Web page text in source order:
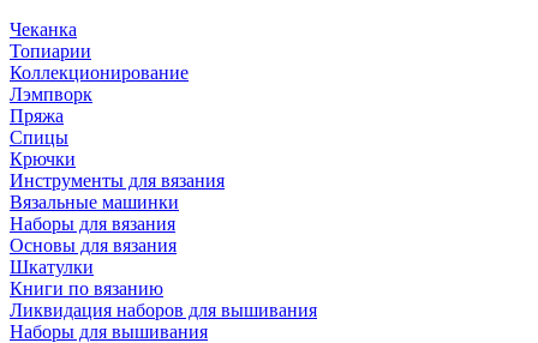
Чеканка
Топиарии
Коллекционирование
Лэмпворк
Пряжа
Спицы
Крючки
Инструменты для вязания
Вязальные машинки
Наборы для вязания
Основы для вязания
Шкатулки
Книги по вязанию
Ликвидация наборов для вышивания
Наборы для вышивания